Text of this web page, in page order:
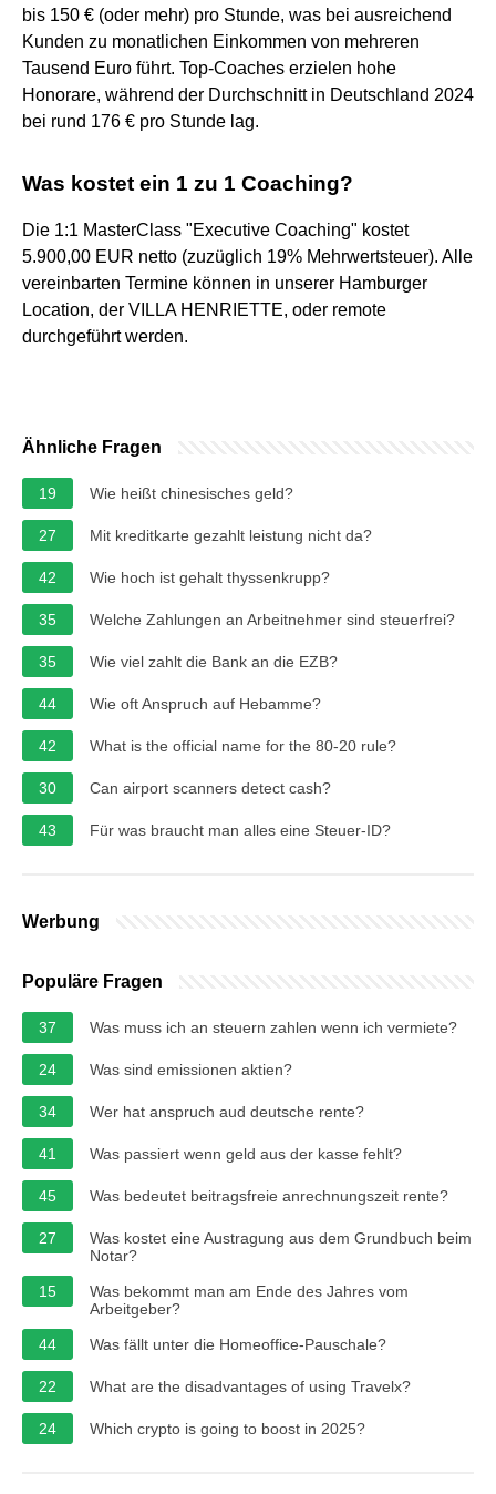
bis 150 € (oder mehr) pro Stunde, was bei ausreichend
Kunden zu monatlichen Einkommen von mehreren
Tausend Euro führt. Top-Coaches erzielen hohe
Honorare, während der Durchschnitt in Deutschland 2024
bei rund 176 € pro Stunde lag.
Was kostet ein 1 zu 1 Coaching?
Die 1:1 MasterClass "Executive Coaching" kostet
5.900,00 EUR netto (zuzüglich 19% Mehrwertsteuer). Alle
vereinbarten Termine können in unserer Hamburger
Location, der VILLA HENRIETTE, oder remote
durchgeführt werden.
Ähnliche Fragen
19 Wie heißt chinesisches geld?
27 Mit kreditkarte gezahlt leistung nicht da?
42 Wie hoch ist gehalt thyssenkrupp?
35 Welche Zahlungen an Arbeitnehmer sind steuerfrei?
35 Wie viel zahlt die Bank an die EZB?
44 Wie oft Anspruch auf Hebamme?
42 What is the official name for the 80-20 rule?
30 Can airport scanners detect cash?
43 Für was braucht man alles eine Steuer-ID?
Werbung
Populäre Fragen
37 Was muss ich an steuern zahlen wenn ich vermiete?
24 Was sind emissionen aktien?
34 Wer hat anspruch aud deutsche rente?
41 Was passiert wenn geld aus der kasse fehlt?
45 Was bedeutet beitragsfreie anrechnungszeit rente?
27
Was kostet eine Austragung aus dem Grundbuch beim
Notar?
15
Was bekommt man am Ende des Jahres vom
Arbeitgeber?
44
Was fällt unter die Homeoffice-Pauschale?
22 What are the disadvantages of using Travelx?
24 Which crypto is going to boost in 2025?